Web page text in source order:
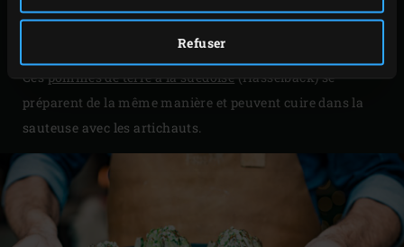
Refuser
Vous souhaitez accompagner vos artichauts de pommes
de terre préparées en même temps sur le Big Green Egg?
Cespommes de terre à la suédoise(Hasselback) se
préparent de la même manière et peuvent cuire dans la
sauteuse avec les artichauts.